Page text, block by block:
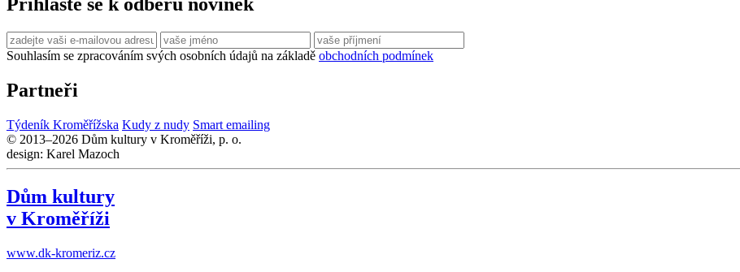
Přihlaste se k odběru novinek
Souhlasím se zpracováním svých osobních údajů na základě obchodních podmínek
Partneři
Týdeník Kroměřížska Kudy z nudy Smart emailing
© 2013–2026 Dům kultury v Kroměříži, p. o.
design: Karel Mazoch
Dům kultury
v Kroměříži
www.dk-kromeriz.cz